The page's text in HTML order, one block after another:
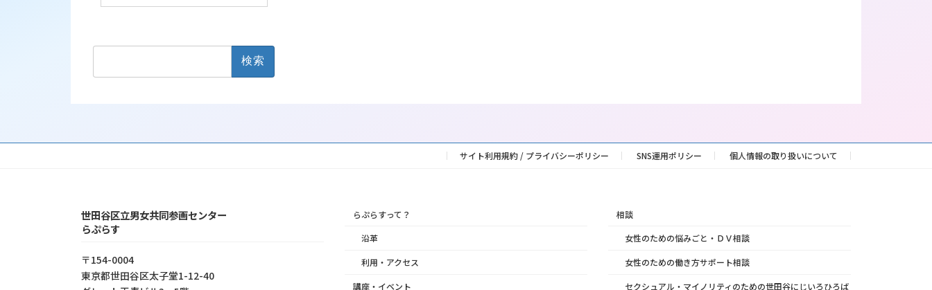
サイト利用規約 / プライバシーポリシー SNS運用ポリシー 個人情報の取り扱いについて
世田谷区立男女共同参画センター
らぷらす
〒154-0004
東京都世⽥⾕区太⼦堂1-12-40
らぷらすって？
沿革
利用・アクセス
講座・イベント
相談
女性のための悩みごと・ＤＶ相談
女性のための働き方サポート相談
セクシュアル・マイノリティのための世田谷にじいろひろば